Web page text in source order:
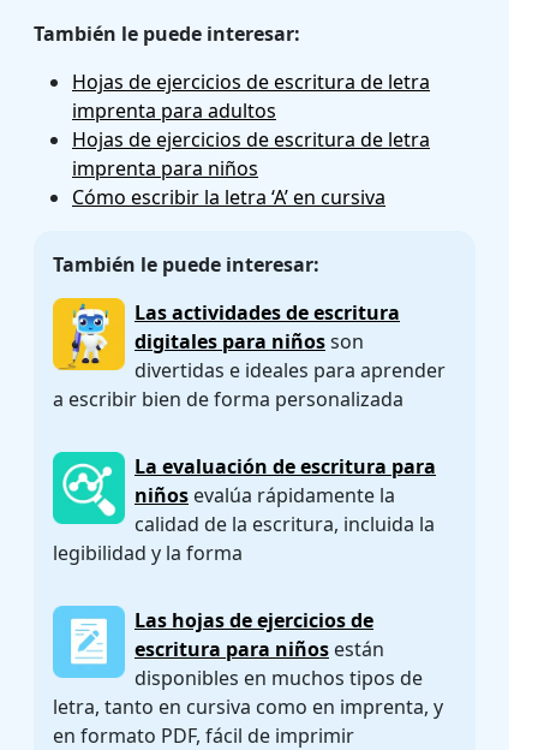
También le puede interesar:
Hojas de ejercicios de escritura de letra
imprenta para adultos
Hojas de ejercicios de escritura de letra
imprenta para niños
Cómo escribir la letra ‘A’ en cursiva
También le puede interesar:
Las actividades de escritura
digitales para niñosson
divertidas e ideales para aprender
a escribir bien de forma personalizada
La evaluación de escritura para
niños evalúa rápidamente la
calidad de la escritura, incluida la
legibilidad y la forma
Las hojas de ejercicios de
escritura para niños están
disponibles en muchos tipos de
letra, tanto en cursiva como en imprenta, y
en formato PDF, fácil de imprimir